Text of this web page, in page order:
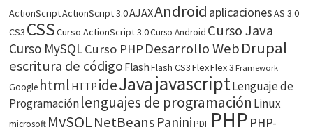
ActionScriptActionScript 3.0AJAXAndroid aplicacionesAS 3.0
CS3 CSSCurso ActionScript 3.0Curso Android Curso Java
Curso MySQLCurso PHP Desarrollo WebDrupal
escritura de código FlashFlash CS3FlexFlex 3 Framework
Google html HTTP ideJavajavascriptLenguaje de
Programaciónlenguajes de programación Linux
microsoft MySQLNetBeans Panini PDF PHP PHP-